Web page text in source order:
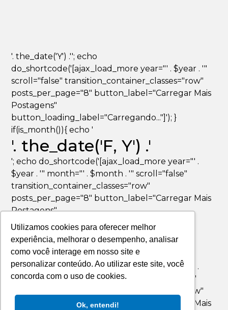
Utilizamos cookies para oferecer melhor
experiência, melhorar o desempenho, analisar
como você interage em nosso site e
personalizar conteúdo. Ao utilizar este site, você
concorda com o uso de cookies.
Ok, entendi!
'. the_date('Y') .''; echo
do_shortcode('[ajax_load_more year="' . $year . '"
scroll="false" transition_container_classes="row"
posts_per_page="8" button_label="Carregar Mais
Postagens"
button_loading_label="Carregando..."]'); }
if(is_month()){ echo '
'. the_date('F, Y') .'
'; echo do_shortcode('[ajax_load_more year="' .
$year . '" month="' . $month . '" scroll="false"
transition_container_classes="row"
posts_per_page="8" button_label="Carregar Mais
Postagens"
button_loading_label="Carregando..."]'); }
if(is_day()){ echo '
'. the_date('F jS, Y') .'
'; echo do_shortcode('[ajax_load_more year="' .
$year . '" month="' . $month . '" day="' . $day . '"
scroll="false" transition_container_classes="row"
posts_per_page="8" button_label="Carregar Mais